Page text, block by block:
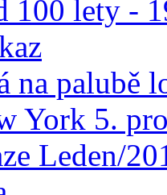
100 lety -
na palubě
York 5.
Leden/